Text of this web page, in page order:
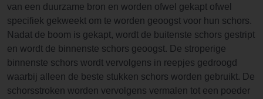
van een duurzame bron en worden ofwel gekapt ofwel
specifiek gekweekt om te worden geoogst voor hun schors.
Nadat de boom is gekapt, wordt de buitenste schors gestript
en wordt de binnenste schors geoogst. De stroperige
binnenste schors wordt vervolgens in reepjes gedroogd
waarbij alleen de beste stukken schors worden gebruikt. De
schorsstroken worden vervolgens vermalen tot een poeder